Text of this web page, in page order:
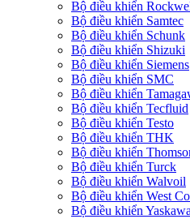
Bộ điều khiển
Bộ điều khiển Samtec
Bộ điều khiển Schunk
Bộ điều khiển Shizuki
Bộ điều khiển Siemens
Bộ điều khiển SMC
Bộ điều khiển
Bộ điều khiển Tecfluid
Bộ điều khiển Testo
Bộ điều khiển THK
Bộ điều khiển
Bộ điều khiển Turck
Bộ điều khiển Walvoil
Bộ điều khiển West
Bộ điều khiển Yaskawa